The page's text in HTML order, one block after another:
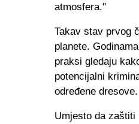
atmosfera."
Takav stav prvog
planete.
praksi gledaju
potencijalni
određene dresove.
Umjesto da zaštiti